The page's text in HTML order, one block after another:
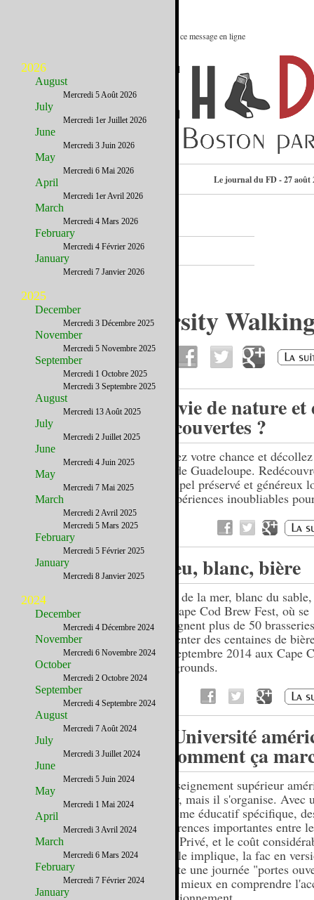
Le meilleur des Etats-Unis : Voir ce message en ligne
Consulter l’annuaire Le journal du FD - 27 août
A la Une
Harvard University
Tour
Envie de nature et
découvertes ?
Tentez votre chance et
îles de Guadeloupe.
archipel préservé et généreux
d’expériences inoubliables
Bleu, blanc, bière
Bleu de la mer, blanc du
du Cape Cod Brew Fest, où se
rejoignent plus de 50
présenter des centaines de
28 septembre 2014 aux Cape
Fairgrounds.
L’Université
– comment ça
L'enseignement supérieur
rêver, mais il s'organise. Avec
système éducatif spécifique,
différences importantes entre
et le Privé, et le coût
qu'elle implique, la fac en
mérite une journée "portes
pour mieux en comprendre
2026
August
Mercredi 5 Août 2026
July
Mercredi 1er Juillet 2026
June
Mercredi 3 Juin 2026
May
Mercredi 6 Mai 2026
April
Mercredi 1er Avril 2026
March
Mercredi 4 Mars 2026
February
Mercredi 4 Février 2026
January
Mercredi 7 Janvier 2026
2025
December
Mercredi 3 Décembre 2025
November
Mercredi 5 Novembre 2025
September
Mercredi 1 Octobre 2025
Mercredi 3 Septembre 2025
August
Mercredi 13 Août 2025
July
Mercredi 2 Juillet 2025
June
Mercredi 4 Juin 2025
May
Mercredi 7 Mai 2025
March
Mercredi 2 Avril 2025
Mercredi 5 Mars 2025
February
Mercredi 5 Février 2025
January
Mercredi 8 Janvier 2025
2024
December
Mercredi 4 Décembre 2024
November
Mercredi 6 Novembre 2024
October
Mercredi 2 Octobre 2024
September
Mercredi 4 Septembre 2024
August
Mercredi 7 Août 2024
July
Mercredi 3 Juillet 2024
June
Mercredi 5 Juin 2024
May
Mercredi 1 Mai 2024
April
Mercredi 3 Avril 2024
March
Mercredi 6 Mars 2024
February
Mercredi 7 Février 2024
January